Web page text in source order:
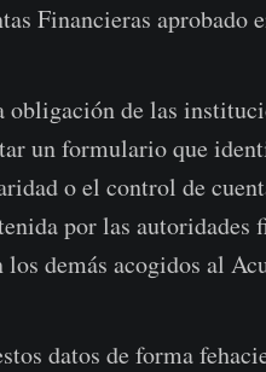
Financieras aprobado
de las
un formulario que
o el control de
por las autoridades
demás acogidos al
datos de forma